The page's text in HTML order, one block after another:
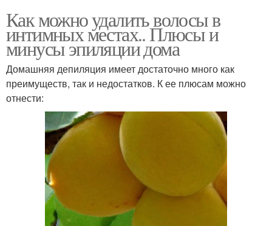
Как можно удалить волосы в
интимных местах.. Плюсы и
минусы эпиляции дома
Домашняя депиляция имеет достаточно много как
преимуществ, так и недостатков. К ее плюсам можно
отнести: